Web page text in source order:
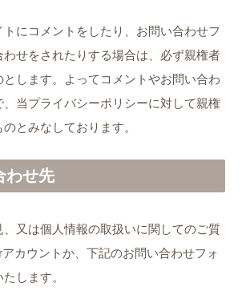
にコメントをしたり、お問い合わせフ
わせをされたりする場合は、必ず親権者
します。よってコメントやお問い合わ
当プライバシーポリシーに対して親権
とみなしております。
わせ先
、又は個人情報の取扱いに関してのご質
カウントか、下記のお問い合わせフォ
します。